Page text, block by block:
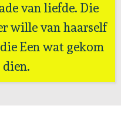
van liefde. Die
wille van haarself
Een wat gekom
dien.